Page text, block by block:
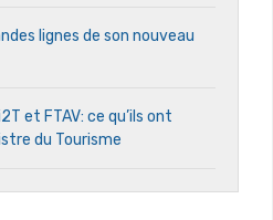
lignes de son nouveau
et FTAV: ce qu’ils ont
du Tourisme